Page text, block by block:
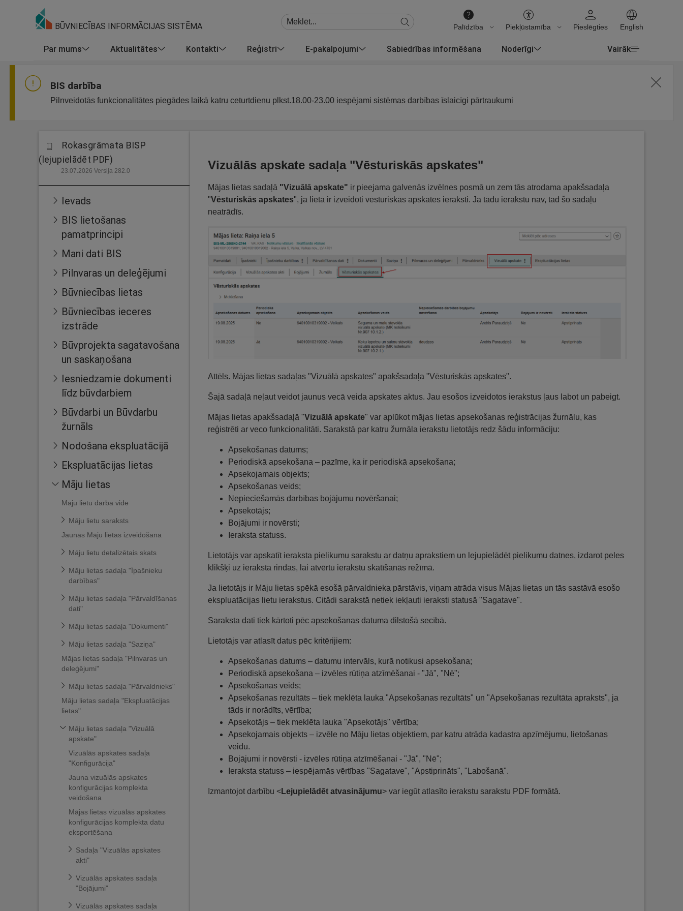
BŪVNIECĪBAS INFORMĀCIJAS SISTĒMA Palīdzība Piekļūstamība Pieslēgties English
Par mums Aktualitātes Kontakti Reģistri E-pakalpojumi Sabiedrības informēšana Noderīgi Vairāk
BIS darbība
Pilnveidotās funkcionalitātes piegādes laikā katru ceturtdienu plkst.18.00-23.00 iespējami sistēmas darbības īslaicīgi pārtraukumi
Rokasgrāmata BISP
(lejupielādēt PDF)
23.07.2026 Versija 282.0
Ievads
BIS lietošanas
pamatprincipi
Mani dati BIS
Pilnvaras un deleģējumi
Būvniecības lietas
Būvniecības ieceres
izstrāde
Būvprojekta sagatavošana
un saskaņošana
Iesniedzamie dokumenti
līdz būvdarbiem
Būvdarbi un Būvdarbu
žurnāls
Nodošana ekspluatācijā
Ekspluatācijas lietas
Māju lietas
Māju lietu darba vide
Māju lietu saraksts
Jaunas Māju lietas izveidošana
Māju lietu detalizētais skats
Māju lietas sadaļa "Īpašnieku
darbības"
Māju lietas sadaļa "Pārvaldīšanas
dati"
Māju lietas sadaļa "Dokumenti"
Māju lietas sadaļa "Saziņa"
Mājas lietas sadaļa "Pilnvaras un
deleģējumi"
Māju lietas sadaļa "Pārvaldnieks"
Māju lietas sadaļa "Ekspluatācijas
lietas"
Māju lietas sadaļa "Vizuālā
apskate"
Vizuālās apskates sadaļa
"Konfigurācija"
Jauna vizuālās apskates
konfigurācijas komplekta
veidošana
Mājas lietas vizuālās apskates
konfigurācijas komplekta datu
eksportēšana
Sadaļa "Vizuālās apskates
akti"
Vizuālās apskates sadaļa
"Bojājumi"
Vizuālās apskates sadaļa
Vizuālās apskate sadaļa "Vēsturiskās apskates"
Mājas lietas sadaļā "Vizuālā apskate" ir pieejama galvenās izvēlnes posmā un zem tās atrodama apakšsadaļa
"Vēsturiskās apskates", ja lietā ir izveidoti vēsturiskās apskates ieraksti. Ja tādu ierakstu nav, tad šo sadaļu
neatrādīs.
Attēls. Mājas lietas sadaļas "Vizuālā apskates" apakšsadaļa "Vēsturiskās apskates".
Šajā sadaļā neļaut veidot jaunus vecā veida apskates aktus. Jau esošos izveidotos ierakstus ļaus labot un pabeigt.
Mājas lietas apakšsadaļā "Vizuālā apskate" var aplūkot mājas lietas apsekošanas reģistrācijas žurnālu, kas
reģistrēti ar veco funkcionalitāti. Sarakstā par katru žurnāla ierakstu lietotājs redz šādu informāciju:
Apsekošanas datums;
Periodiskā apsekošana – pazīme, ka ir periodiskā apsekošana;
Apsekojamais objekts;
Apsekošanas veids;
Nepieciešamās darbības bojājumu novēršanai;
Apsekotājs;
Bojājumi ir novērsti;
Ieraksta statuss.
Lietotājs var apskatīt ieraksta pielikumu sarakstu ar datņu aprakstiem un lejupielādēt pielikumu datnes, izdarot peles
klikšķi uz ieraksta rindas, lai atvērtu ierakstu skatīšanās režīmā.
Ja lietotājs ir Māju lietas spēkā esošā pārvaldnieka pārstāvis, viņam atrāda visus Mājas lietas un tās sastāvā esošo
ekspluatācijas lietu ierakstus. Citādi sarakstā netiek iekļauti ieraksti statusā "Sagatave".
Saraksta dati tiek kārtoti pēc apsekošanas datuma dilstošā secībā.
Lietotājs var atlasīt datus pēc kritērijiem:
Apsekošanas datums – datumu intervāls, kurā notikusi apsekošana;
Periodiskā apsekošana – izvēles rūtiņa atzīmēšanai - "Jā", "Nē";
Apsekošanas veids;
Apsekošanas rezultāts – tiek meklēta lauka "Apsekošanas rezultāts" un "Apsekošanas rezultāta apraksts", ja
tāds ir norādīts, vērtība;
Apsekotājs – tiek meklēta lauka "Apsekotājs" vērtība;
Apsekojamais objekts – izvēle no Māju lietas objektiem, par katru atrāda kadastra apzīmējumu, lietošanas
veidu.
Bojājumi ir novērsti - izvēles rūtiņa atzīmēšanai - "Jā", "Nē";
Ieraksta statuss – iespējamās vērtības "Sagatave", "Apstiprināts", "Labošanā".
Izmantojot darbību <Lejupielādēt atvasinājumu> var iegūt atlasīto ierakstu sarakstu PDF formātā.